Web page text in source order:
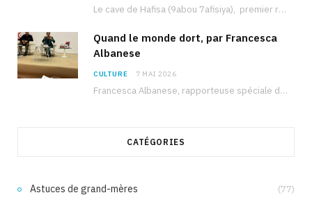
Le cave de Hafisa (9abou 7afisiya), premier roman du journaliste tunisien Mohamed Amine Ben Hlel,…
Quand le monde dort, par Francesca
Albanese
CULTURE 7 MAI 2026
Francesca Albanese, rapporteuse spéciale de l’ONU sur les territoires palestiniens occupés, était à Tunis pour…
CATÉGORIES
Astuces de grand-mères (77)